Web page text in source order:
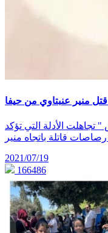
الأدلة التي تؤكد
2021/07/19
166486